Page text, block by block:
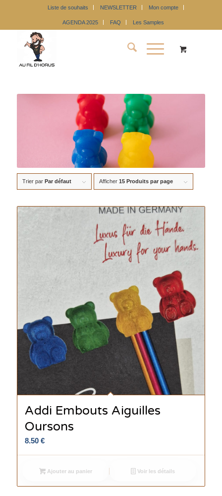
Liste de souhaits NEWSLETTER Mon compte
AGENDA 2025 FAQ Les Samples
Trier par Par défaut Afficher 15 Produits par page
Addi Embouts Aiguilles
Oursons
8.50 €
Ajouter au panier Voir les détails